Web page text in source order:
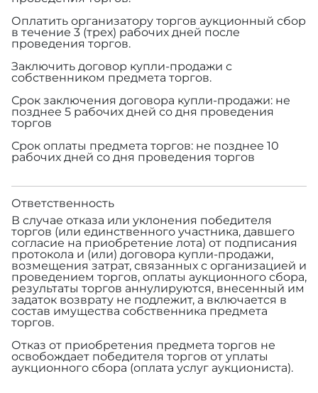
Оплатить организатору торгов аукционный сбор
в течение 3 (трех) рабочих дней после
проведения торгов.
Заключить договор купли-продажи с
собственником предмета торгов.
Срок заключения договора купли-продажи: не
позднее 5 рабочих дней со дня проведения
торгов
Срок оплаты предмета торгов: не позднее 10
рабочих дней со дня проведения торгов
Ответственность
В случае отказа или уклонения победителя
торгов (или единственного участника, давшего
согласие на приобретение лота) от подписания
протокола и (или) договора купли-продажи,
возмещения затрат, связанных с организацией и
проведением торгов, оплаты аукционного сбора,
результаты торгов аннулируются, внесенный им
задаток возврату не подлежит, а включается в
состав имущества собственника предмета
торгов.
Отказ от приобретения предмета торгов не
освобождает победителя торгов от уплаты
аукционного сбора (оплата услуг аукциониста).